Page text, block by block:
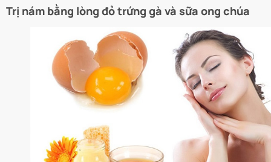
Trị nám bằng lòng đỏ trứng gà và sữa ong chúa